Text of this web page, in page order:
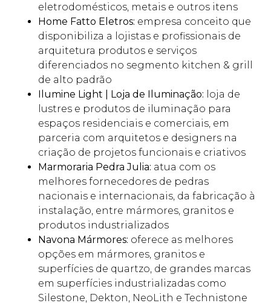
eletrodomésticos, metais e outros itens
Home Fatto Eletros: empresa conceito que
disponibiliza a lojistas e profissionais de
arquitetura produtos e serviços
diferenciados no segmento kitchen & grill
de alto padrão
Ilumine Light | Loja de Iluminação: loja de
lustres e produtos de iluminação para
espaços residenciais e comerciais, em
parceria com arquitetos e designers na
criação de projetos funcionais e criativos
Marmoraria Pedra Julia: atua com os
melhores fornecedores de pedras
nacionais e internacionais, da fabricação à
instalação, entre mármores, granitos e
produtos industrializados
Navona Mármores: oferece as melhores
opções em mármores, granitos e
superfícies de quartzo, de grandes marcas
em superfícies industrializadas como
Silestone, Dekton, NeoLith e Technistone